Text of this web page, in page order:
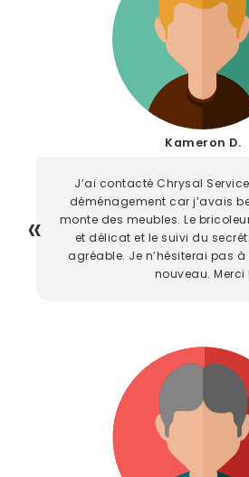
Kameron D.
J’ai contacté Chrysal
déménagement car j’avais
monte des meubles. Le
et délicat et le suivi du
agréable. Je n’hésiterai pas
nouveau. Merci !